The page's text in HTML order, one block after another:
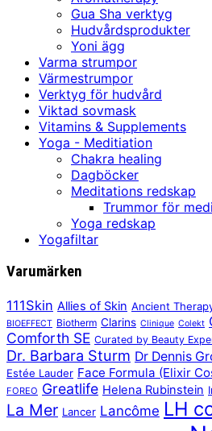
Gua Sha verktyg
Hudvårdsprodukter
Yoni ägg
Varma strumpor
Värmestrumpor
Verktyg för hudvård
Viktad sovmask
Vitamins & Supplements
Yoga - Meditiation
Chakra healing
Dagböcker
Meditations redskap
Trummor för
Yoga redskap
Yogafiltar
Varumärken
111Skin Allies of Skin Ancient
BIOEFFECT Biotherm Clarins Clinique Colekt
Comforth SE Curated by Beauty
Dr. Barbara Sturm Dr Dennis
Estée Lauder Face Formula (Elixir
FOREO Greatlife Helena Rubinstein
La Mer Lancer Lancôme LH